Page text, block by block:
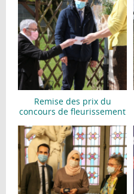
Remise des prix du
concours de fleurissement